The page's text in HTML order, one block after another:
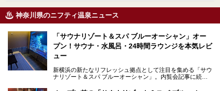
神奈川県のニフティ温泉ニュース
「サウナリゾート＆スパ ブルーオーシャン」オー
プン！サウナ・水風呂・24時間ラウンジを本気レビ
ュー
新横浜の新たなリフレッシュ拠点として注目を集める「サウ
ナリゾート＆スパ ブルーオーシャン」。内覧会記事に続